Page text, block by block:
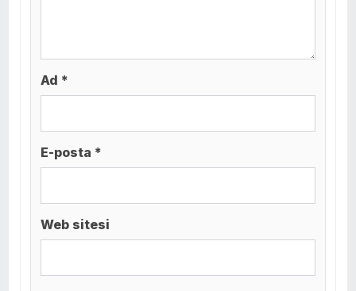
Ad *
E-posta *
Web sitesi